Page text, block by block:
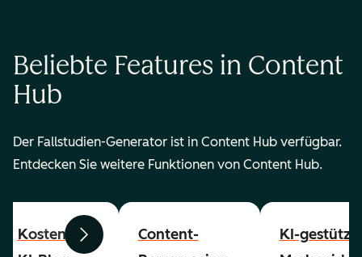
Beliebte Features in Content
Hub
Der Fallstudien-Generator ist in Content Hub verfügbar.
Entdecken Sie weitere Funktionen von Content Hub.
ZurückWeiter
Kostenloser
Content-
KI-